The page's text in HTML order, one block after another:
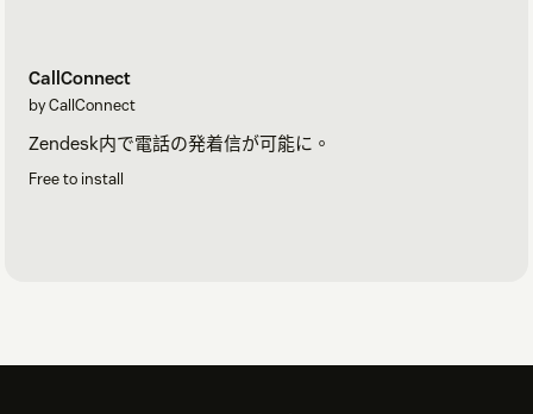
詳細はヘルプセンターのセットアップガイド
い。
お困りですか？
ヘルプセンター
CallConnect
by CallConnect
Zendesk内で電話の発着信が可能に。
Free to install